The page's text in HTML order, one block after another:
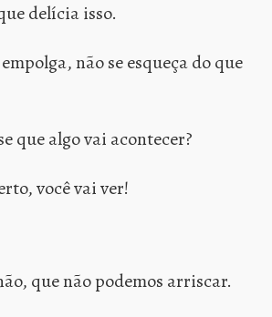
delícia isso.
não se esqueça do que
que algo vai acontecer?
você vai ver!
que não podemos arriscar.